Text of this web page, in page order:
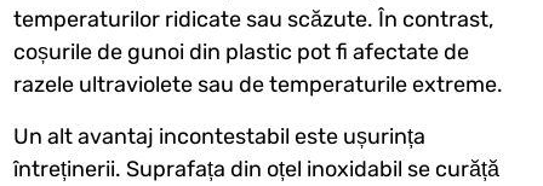
temperaturilor ridicate sau scăzute. În contrast,
coșurile de gunoi din plastic pot fi afectate de
razele ultraviolete sau de temperaturile extreme.
Un alt avantaj incontestabil este ușurința
întreținerii. Suprafața din oțel inoxidabil se curăță